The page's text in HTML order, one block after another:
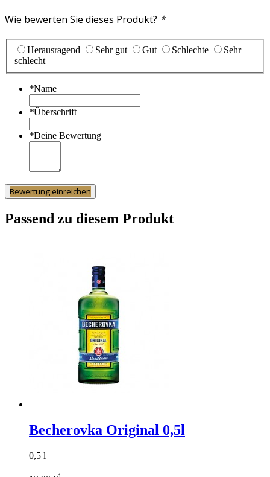
Wie bewerten Sie dieses Produkt? *
Herausragend Sehr gut Gut Schlechte
Sehr
schlecht
*Name
*Überschrift
*Deine Bewertung
Bewertung einreichen
Passend zu diesem Produkt
Becherovka Original 0,5l
0,5 l